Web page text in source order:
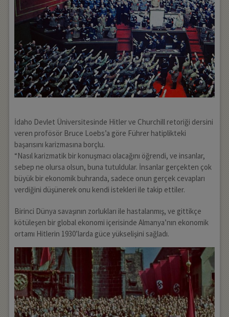
İdaho Devlet Üniversitesinde Hitler ve Churchill retoriği dersini
veren profösör Bruce Loebs’a göre Führer hatiplikteki
başarısını karizmasına borçlu.
“Nasıl karizmatik bir konuşmacı olacağını öğrendi, ve insanlar,
sebep ne olursa olsun, buna tutuldular. İnsanlar gerçekten çok
büyük bir ekonomik buhranda, sadece onun gerçek cevapları
verdiğini düşünerek onu kendi istekleri ile takip ettiler.
Birinci Dünya savaşının zorlukları ile hastalanmış, ve gittikçe
kötüleşen bir global ekonomi içerisinde Almanya’nın ekonomik
ortamı Hitlerin 1930’larda güce yükselişini sağladı.